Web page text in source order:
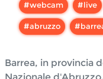
#webcam #live
#abruzzo #
Barrea, in provincia